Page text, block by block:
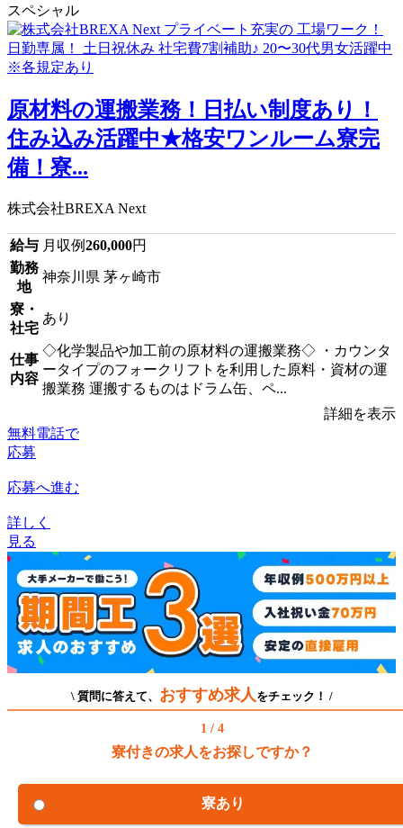
スペシャル
原材料の運搬業務！日払い制度あり！
住み込み活躍中★格安ワンルーム寮完
備！寮...
株式会社BREXA Next
給与 月収例260,000円
勤務
地
神奈川県 茅ヶ崎市
寮・
社宅
あり
仕事
内容
◇化学製品や加工前の原材料の運搬業務◇ ・カウンタ
ータイプのフォークリフトを利用した原料・資材の運
搬業務 運搬するものはドラム缶、ペ...
詳細を表示
無料電話で
応募
応募へ進む
詳しく
見る
\ 質問に答えて、 おすすめ求人 をチェック！ /
1 / 4
寮付きの求人をお探しですか？
寮あり